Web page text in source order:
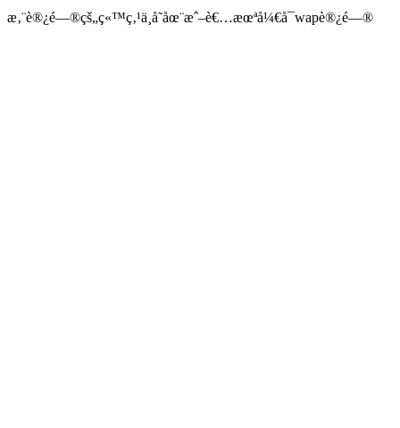
æ‚¨è®¿é—®çš„ç«™ç‚¹ä¸å­˜åœ¨æˆ–è€…æœªå¼€å¯wapè®¿é—®